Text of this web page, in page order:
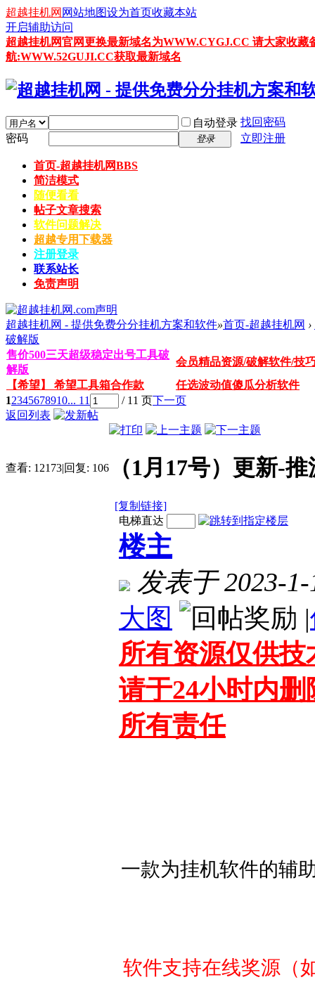
超越挂机网 网站地图设为首页收藏本站
开启辅助访问
超越挂机网官网更换最新域名为WWW.CYGJ.CC 请大家收
航:WWW.52GUJI.CC获取最新域名
自动登录 找回密码
密码
登录 立即注册
首页-超越挂机网BBS
简洁模式
随便看看
帖子文章搜索
软件问题解决
超越专用下载器
注册登录
联系站长
免责声明
超越挂机网 - 提供免费分分挂机方案和软件»首页-超越挂机网 ›
破解版
售价500三天超级稳定出号工具破
解版
会员精品资源/破解软件/技
【希望】 希望工具箱合作款
任选波动值傻瓜分析软件
12345678910... 11 / 11 页下一页
返回列表
查看: 12173|回复: 106 （1月17号）更新-
[复制链接]
电梯直达
楼主
发表于 2023-
大图
|
所有资源仅供
请于24小时内
所有责任
一款为挂机软件的辅
软件支持在线奖源（